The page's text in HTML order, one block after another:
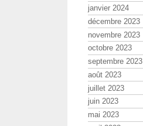
janvier 2024
décembre 2023
novembre 2023
octobre 2023
septembre 2023
août 2023
juillet 2023
juin 2023
mai 2023